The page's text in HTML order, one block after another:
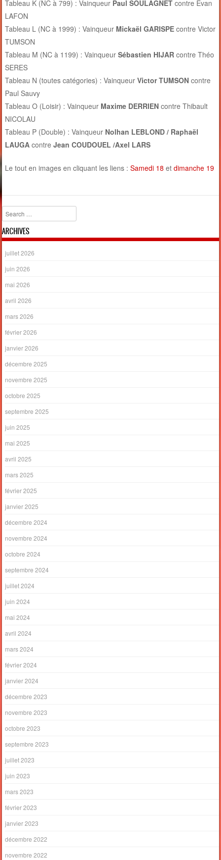
Tableau K (NC à 799) : Vainqueur Paul SOULAGNET contre Evan
LAFON
Tableau L (NC à 1999) : Vainqueur Mickaël GARISPE contre Victor
TUMSON
Tableau M (NC à 1199) : VainqueurSébastien HIJAR contre Théo
SERES
Tableau N (toutes catégories) : VainqueurVictor TUMSON contre
Paul Sauvy
Tableau O (Loisir) : Vainqueur Maxime DERRIEN contre Thibault
NICOLAU
Tableau P (Double) : Vainqueur Nolhan LEBLOND / Raphaël
LAUGA contreJean COUDOUEL /Axel LARS
Le tout en images en cliquant les liens :Samedi 18 etdimanche 19
Search
ARCHIVES
juillet 2026
juin 2026
mai 2026
avril 2026
mars 2026
février 2026
janvier 2026
décembre 2025
novembre 2025
octobre 2025
septembre 2025
juin 2025
mai 2025
avril 2025
mars 2025
février 2025
janvier 2025
décembre 2024
novembre 2024
octobre 2024
septembre 2024
juillet 2024
juin 2024
mai 2024
avril 2024
mars 2024
février 2024
janvier 2024
décembre 2023
novembre 2023
octobre 2023
septembre 2023
juillet 2023
juin 2023
mars 2023
février 2023
janvier 2023
décembre 2022
novembre 2022